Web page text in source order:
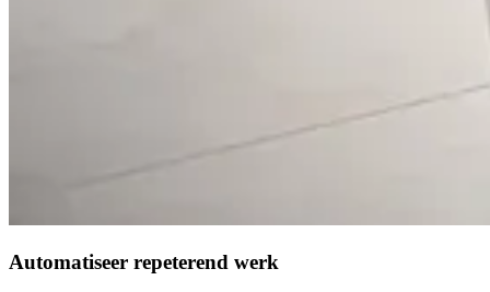
Automatiseer repeterend werk